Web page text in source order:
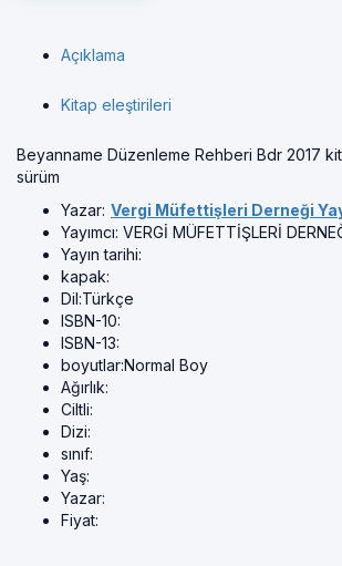
Açıklama
Kitap eleştirileri
Beyanname Düzenleme Rehberi Bdr 2017
sürüm
Yazar: Vergi Müfettişleri Derneği
Yayımcı: VERGİ MÜFETTİŞLERİ
Yayın tarihi:
kapak:
Dil:Türkçe
ISBN-10:
ISBN-13:
boyutlar:Normal Boy
Ağırlık:
Ciltli:
Dizi:
sınıf:
Yaş:
Yazar:
Fiyat: